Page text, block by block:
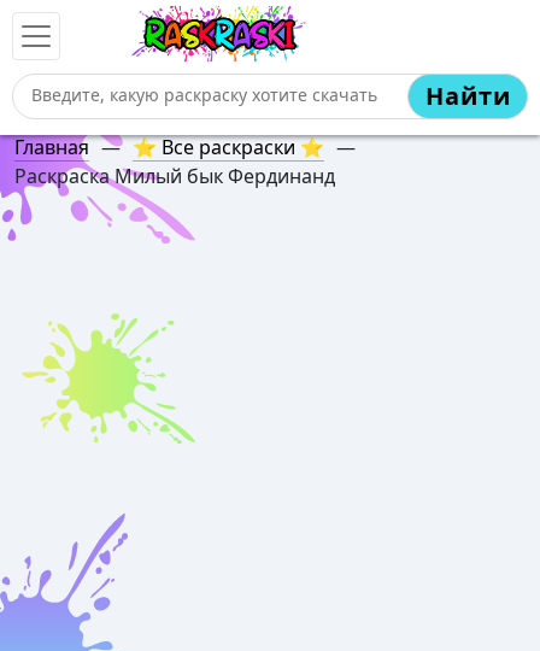
Найти
Главная — ⭐ Все раскраски ⭐ —
Раскраска Милый бык Фердинанд